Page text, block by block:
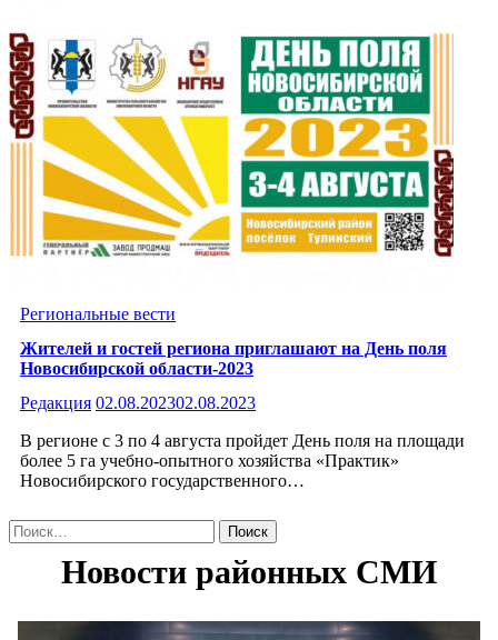
Региональные вести
Жителей и гостей региона приглашают на День поля
Новосибирской области-2023
Редакция 02.08.202302.08.2023
В регионе с 3 по 4 августа пройдет День поля на площади
более 5 га учебно-опытного хозяйства «Практик»
Новосибирского государственного…
Найти: